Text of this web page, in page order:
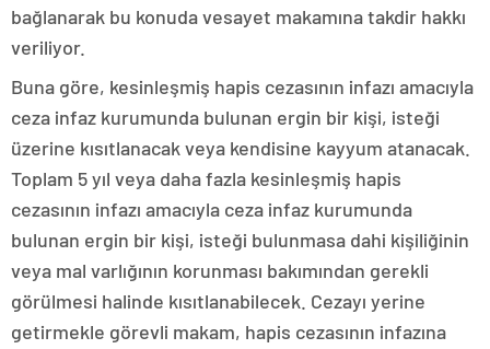
bağlanarak bu konuda vesayet makamına takdir hakkı
veriliyor.
Buna göre, kesinleşmiş hapis cezasının infazı amacıyla
ceza infaz kurumunda bulunan ergin bir kişi, isteği
üzerine kısıtlanacak veya kendisine kayyum atanacak.
Toplam 5 yıl veya daha fazla kesinleşmiş hapis
cezasının infazı amacıyla ceza infaz kurumunda
bulunan ergin bir kişi, isteği bulunmasa dahi kişiliğinin
veya mal varlığının korunması bakımından gerekli
görülmesi halinde kısıtlanabilecek. Cezayı yerine
getirmekle görevli makam, hapis cezasının infazına